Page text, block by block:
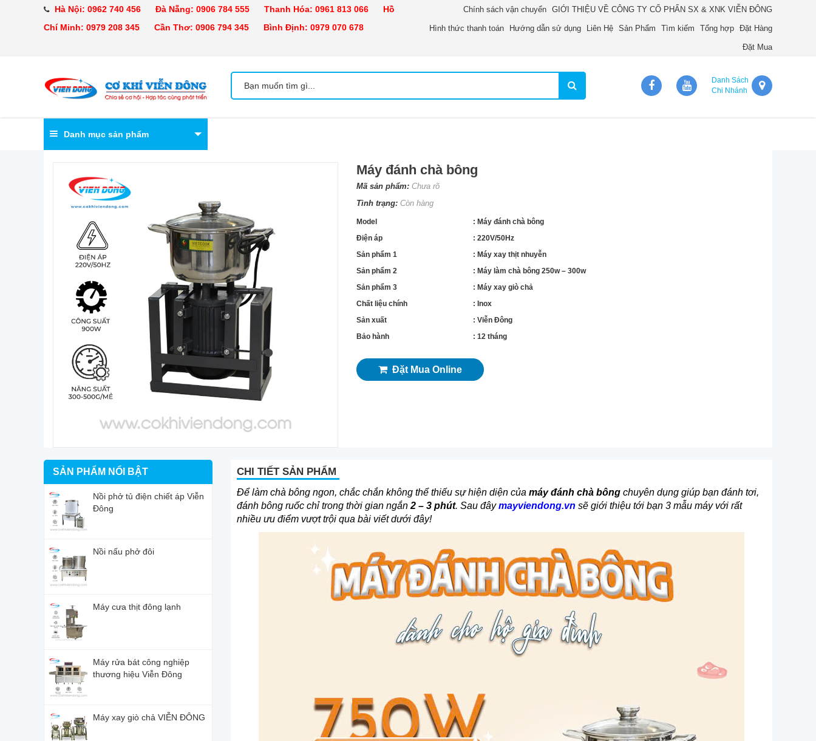
Hà Nội: 0962 740 456 Đà Nẵng: 0906 784 555 Thanh Hóa: 0961 813 066 Hồ
Chí Minh: 0979 208 345 Cần Thơ: 0906 794 345 Bình Định: 0979 070 678
Chính sách vận chuyển GIỚI THIỆU VỀ CÔNG TY CỔ PHẨN SX & XNK VIỄN ĐÔNG
Hình thức thanh toán Hướng dẫn sử dụng Liên Hệ Sản Phẩm Tìm kiếm Tổng hợp Đặt Hàng
Đặt Mua
Danh Sách
Chi Nhánh
Danh mục sản phẩm
Máy đánh chà bông
Mã sản phẩm: Chưa rõ
Tình trạng: Còn hàng
Model
: Máy đánh chà bông
Điện áp
: 220V/50Hz
Sản phẩm 1
: Máy xay thịt nhuyễn
Sản phẩm 2
: Máy làm chà bông 250w – 300w
Sản phẩm 3
: Máy xay giò chả
Chất liệu chính
: Inox
Sản xuất
: Viễn Đông
Bảo hành
: 12 tháng
Đặt Mua Online
CHI TIẾT SẢN PHẨM
Để làm chà bông ngon, chắc chắn không thể thiếu sự hiện diện của máy đánh chà bôngchuyên dụng giúp bạn đánh tơi,
đánh bông ruốc chỉ trong thời gian ngắn 2 – 3 phút. Sau đây mayviendong.vn sẽ giới thiệu tới bạn 3 mẫu máy với rất
nhiều ưu điểm vượt trội qua bài viết dưới đây!
SẢN PHẨM NỔI BẬT
Nồi phở tủ điện chiết áp Viễn
Đông
Nồi nấu phở đôi
Máy cưa thịt đông lạnh
Máy rửa bát công nghiệp
thương hiệu Viễn Đông
Máy xay giò chả VIỄN ĐÔNG